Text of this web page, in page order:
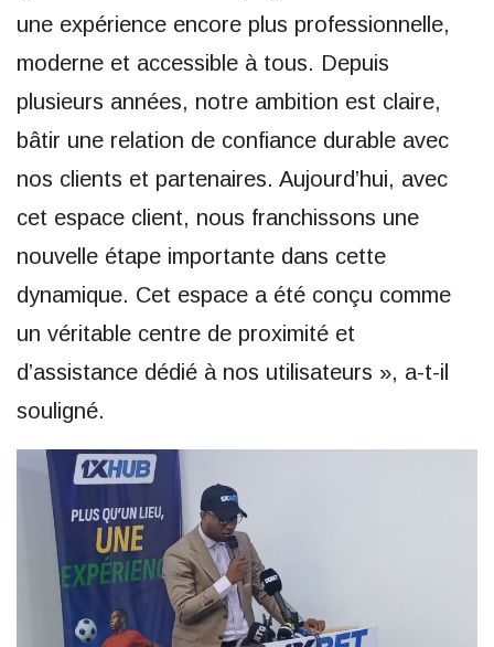
une expérience encore plus professionnelle,
moderne et accessible à tous. Depuis
plusieurs années, notre ambition est claire,
bâtir une relation de confiance durable avec
nos clients et partenaires. Aujourd’hui, avec
cet espace client, nous franchissons une
nouvelle étape importante dans cette
dynamique. Cet espace a été conçu comme
un véritable centre de proximité et
d’assistance dédié à nos utilisateurs », a-t-il
souligné.